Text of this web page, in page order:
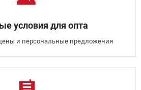
условия для опта
и персональные предложения